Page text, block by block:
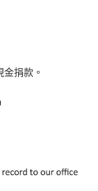
捐款。